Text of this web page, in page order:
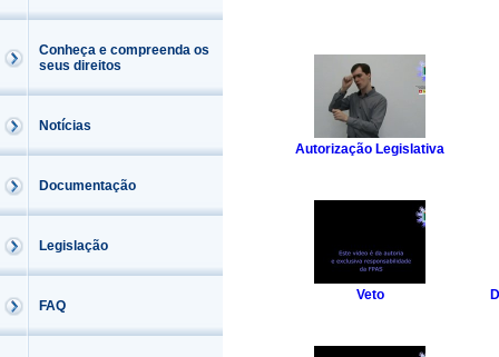
Conheça e compreenda os
seus direitos
Notícias
Documentação
Legislação
FAQ
Autorização Legislativa
Veto